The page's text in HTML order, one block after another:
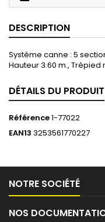
DESCRIPTION
Système canne : 5
Hauteur 3.60 m.,
DÉTAILS DU PRODUIT
Référence1-77022
EAN13 3253561770227
NOTRE SOCIÉTÉ
NOS